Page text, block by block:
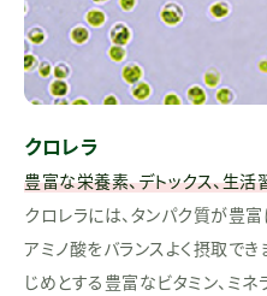
クロレラ
豊富な栄養素、デトックス、生
クロレラには、タンパク質が豊
アミノ酸をバランスよく摂取でき
じめとする豊富なビタミン、ミネ